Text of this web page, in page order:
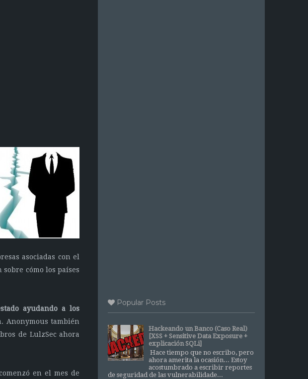
asociadas con el
cómo los países
ayudando a los
Anonymous también
de LulzSec ahora
en el mes de
Popular Posts
Hackeando un Banco (Caso Real)
[XSS + Sensitive Data Exposure +
explicación SQLi]
Hace tiempo que no escribo, pero
ahora amerita la ocasión... Estoy
acostumbrado a escribir reportes
de seguridad de las vulnerabilidade...